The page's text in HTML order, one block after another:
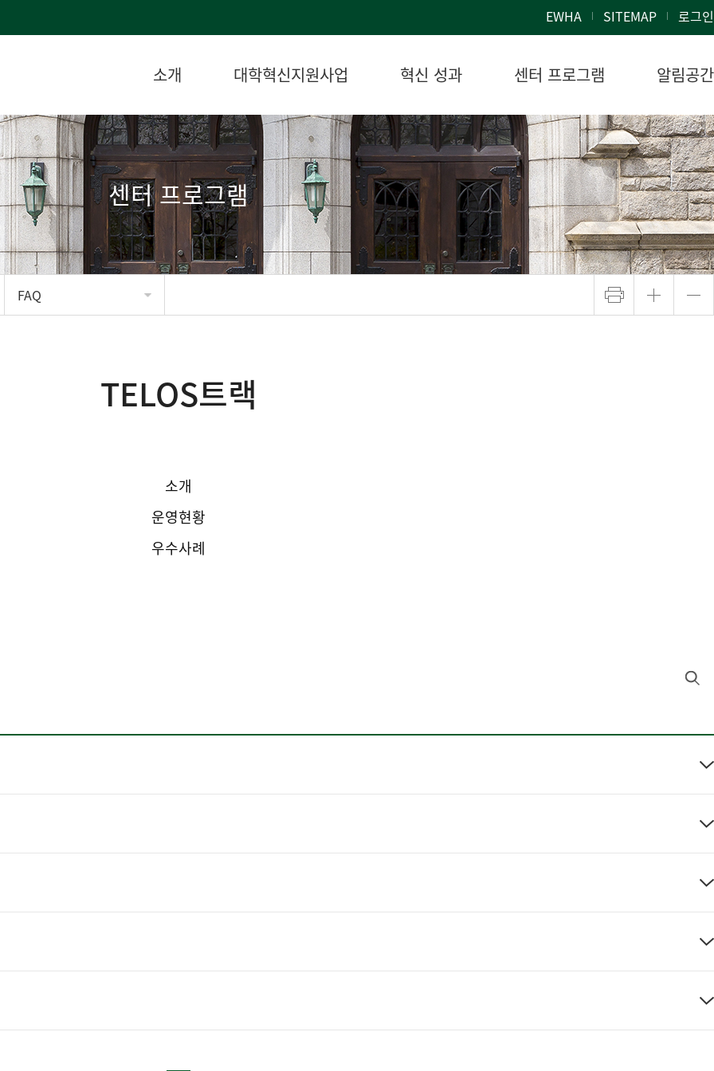
EWHA SITEMAP 로그인
소개 대학혁신지원사업 혁신 성과 센터 프로그램 알림공간
센터 프로그램
FAQ
TELOS트랙
소개
운영현황
우수사례